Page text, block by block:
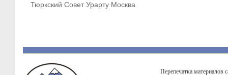
Тюркский Совет Урарту Москва
Перепечатка материалов